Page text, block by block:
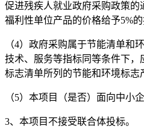
促进残疾人就业政府采购政策的
福利性单位产品的价格给予5%的
（4） 政府采购属于节能清单和
技术、服务等指标同等条件下
标志清单所列的节能和环境标志
（5） 本项目 （是否） 面向中小
3、本项目不接受联合体投标。